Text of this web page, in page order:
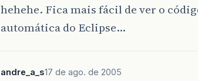
hehehe. Fica mais fácil de ver o
automática do Eclipse…
andre_a_s17 de ago. de 2005